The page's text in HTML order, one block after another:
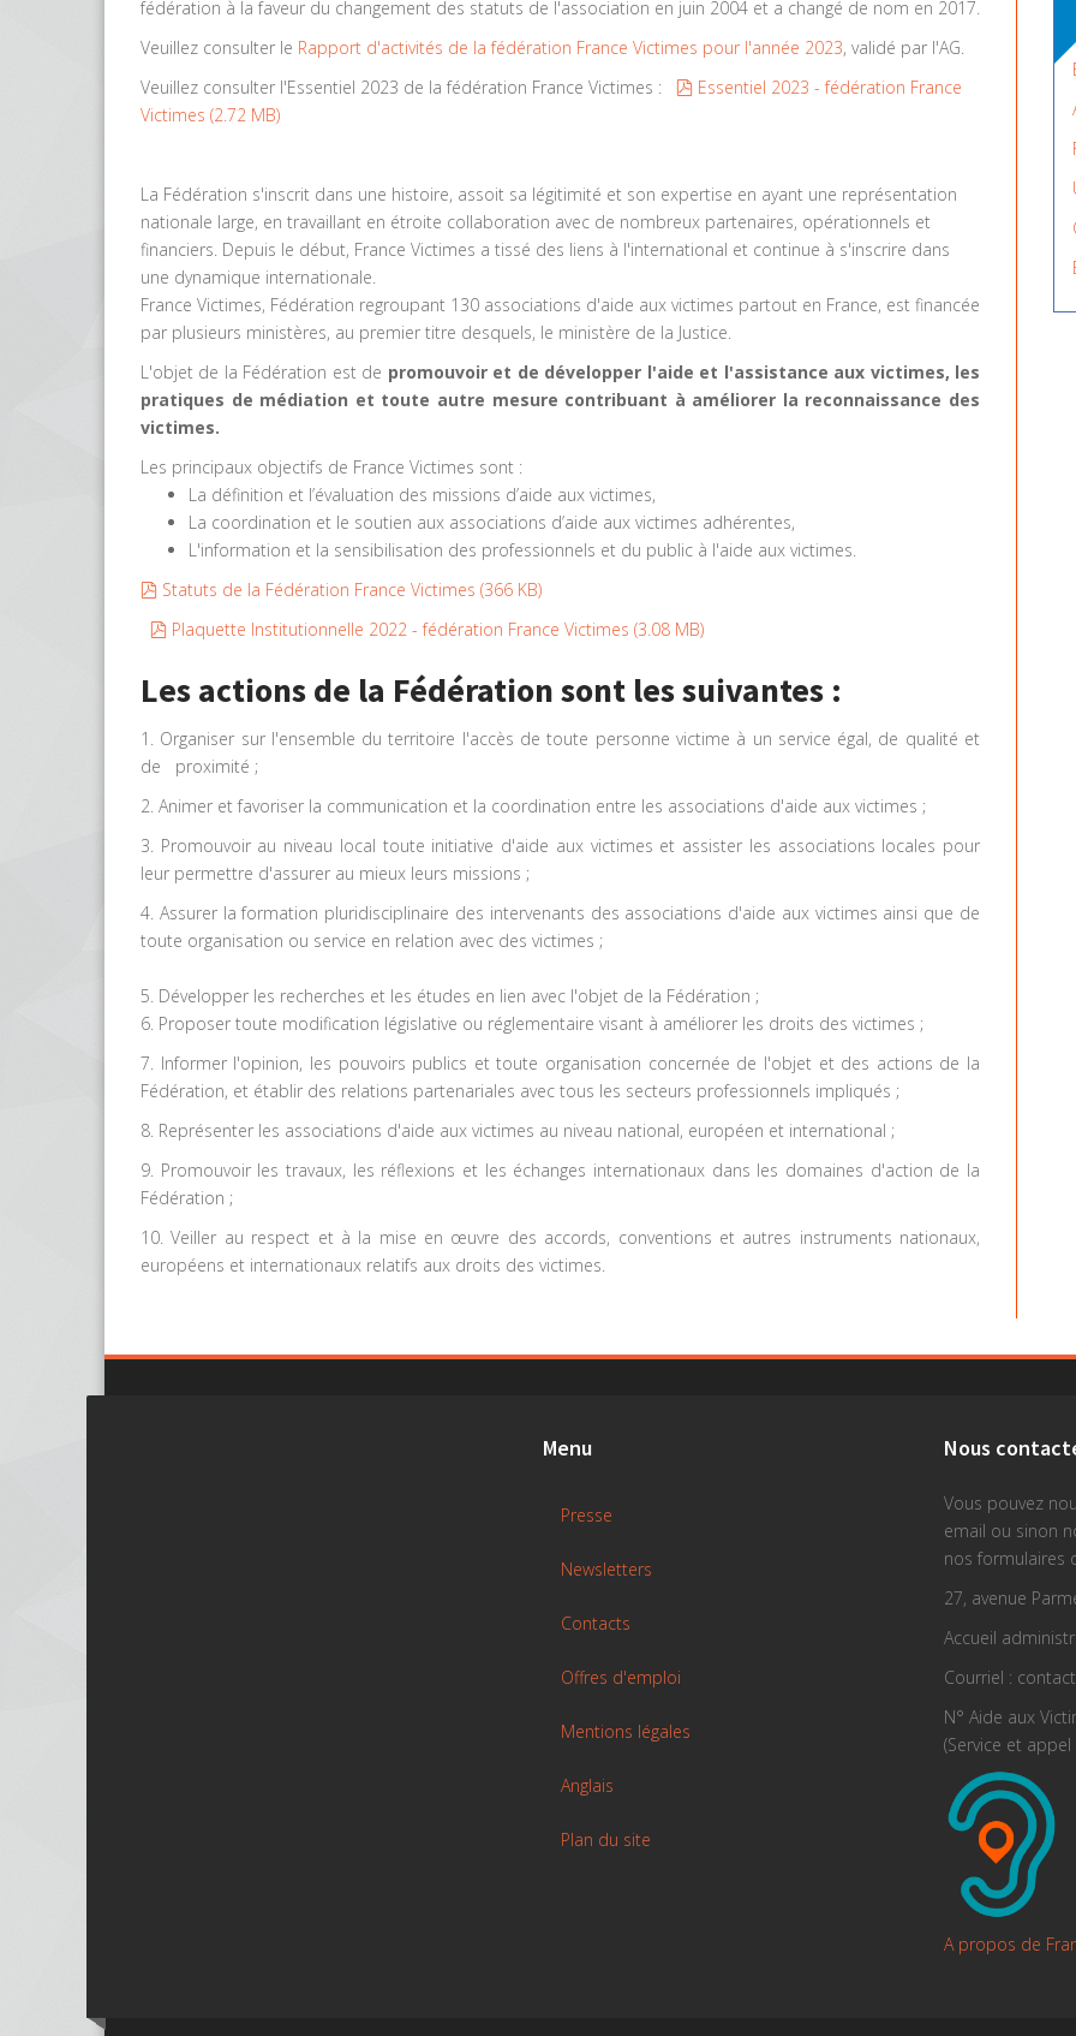
fédération à la faveur du changement des statuts de l'association en juin 2004 et a changé de nom en 2017.
Veuillez consulter le Rapport d'activités de la fédération France Victimes pour l'année 2023, validé par l'AG.
Veuillez consulter l'Essentiel 2023 de la fédération France Victimes :
pdf
Essentiel 2023 - fédération France
Victimes (2.72 MB)
La Fédération s'inscrit dans une histoire, assoit sa légitimité et son expertise en ayant une représentation
nationale large, en travaillant en étroite collaboration avec de nombreux partenaires, opérationnels et
financiers. Depuis le début, France Victimes a tissé des liens à l'international et continue à s'inscrire dans
une dynamique internationale.
France Victimes, Fédération regroupant 130 associations d'aide aux victimes partout en France, est financée
par plusieurs ministères, au premier titre desquels, le ministère de la Justice.
L'objet de la Fédération est de promouvoir et de développer l'aide et l'assistance aux victimes, les
pratiques de médiation et toute autre mesure contribuant à améliorer la reconnaissance des
victimes.
Les principaux objectifs de France Victimes sont :
La définition et l’évaluation des missions d’aide aux victimes,
La coordination et le soutien aux associations d’aide aux victimes adhérentes,
L'information et la sensibilisation des professionnels et du public à l'aide aux victimes.
pdf
Statuts de la Fédération France Victimes (366 KB)
pdf
Plaquette Institutionnelle 2022 - fédération France Victimes (3.08 MB)
Les actions de la Fédération sont les suivantes :
1. Organiser sur l'ensemble du territoire l'accès de toute personne victime à un service égal, de qualité et
de proximité ;
2. Animer et favoriser la communication et la coordination entre les associations d'aide aux victimes ;
3. Promouvoir au niveau local toute initiative d'aide aux victimes et assister les associations locales pour
leur permettre d'assurer au mieux leurs missions ;
4. Assurer la formation pluridisciplinaire des intervenants des associations d'aide aux victimes ainsi que de
toute organisation ou service en relation avec des victimes ;
5. Développer les recherches et les études en lien avec l'objet de la Fédération ;
6. Proposer toute modification législative ou réglementaire visant à améliorer les droits des victimes ;
7. Informer l'opinion, les pouvoirs publics et toute organisation concernée de l'objet et des actions de la
Fédération, et établir des relations partenariales avec tous les secteurs professionnels impliqués ;
8. Représenter les associations d'aide aux victimes au niveau national, européen et international ;
9. Promouvoir les travaux, les réflexions et les échanges internationaux dans les domaines d'action de la
Fédération ;
10. Veiller au respect et à la mise en œuvre des accords, conventions et autres instruments nationaux,
européens et internationaux relatifs aux droits des victimes.
Menu
Presse
Newsletters
Contacts
Offres d'emploi
Mentions légales
Anglais
Plan du site
Nous
Vous pouvez
email ou sinon
nos formulaires
27, avenue
Accueil
Courriel :
N° Aide aux
(Service et
A propos de